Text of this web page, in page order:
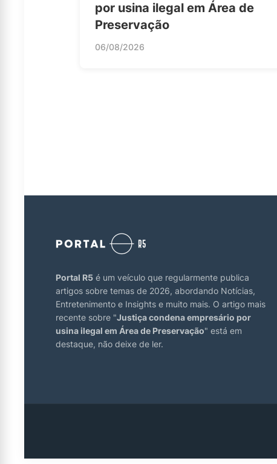
por usina ilegal em Área de
Preservação
06/08/2026
Portal R5 é um veículo que regularmente publica
artigos sobre temas de 2026, abordando Notícias,
Entretenimento e Insights e muito mais. O artigo mais
recente sobre "Justiça condena empresário por
usina ilegal em Área de Preservação" está em
destaque, não deixe de ler.